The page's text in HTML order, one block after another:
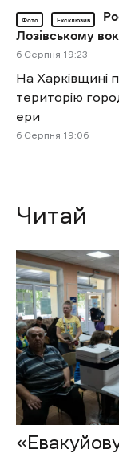
Фото Ексклюзив
Лозівському
6 Cерпня 19:23
На Харківщині
територію
ери
6 Cерпня 19:06
Читай